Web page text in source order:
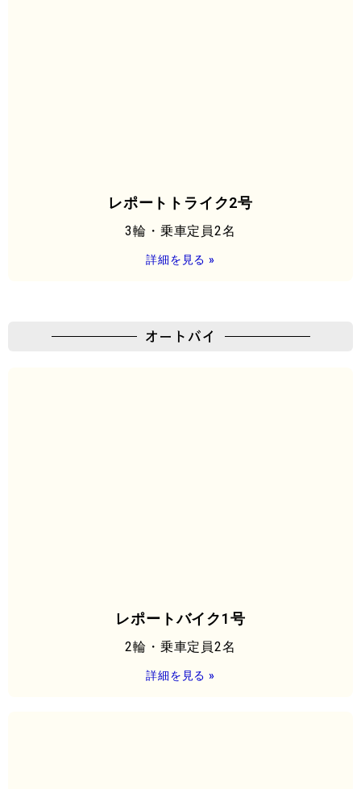
レポートトライク2号
3輪・乗車定員2名
詳細を見る »
オートバイ
レポートバイク1号
2輪・乗車定員2名
詳細を見る »